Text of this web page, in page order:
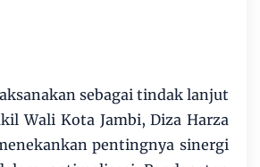
sebagai tindak lanjut
Wali Kota Jambi, Diza Harza
pentingnya sinergi